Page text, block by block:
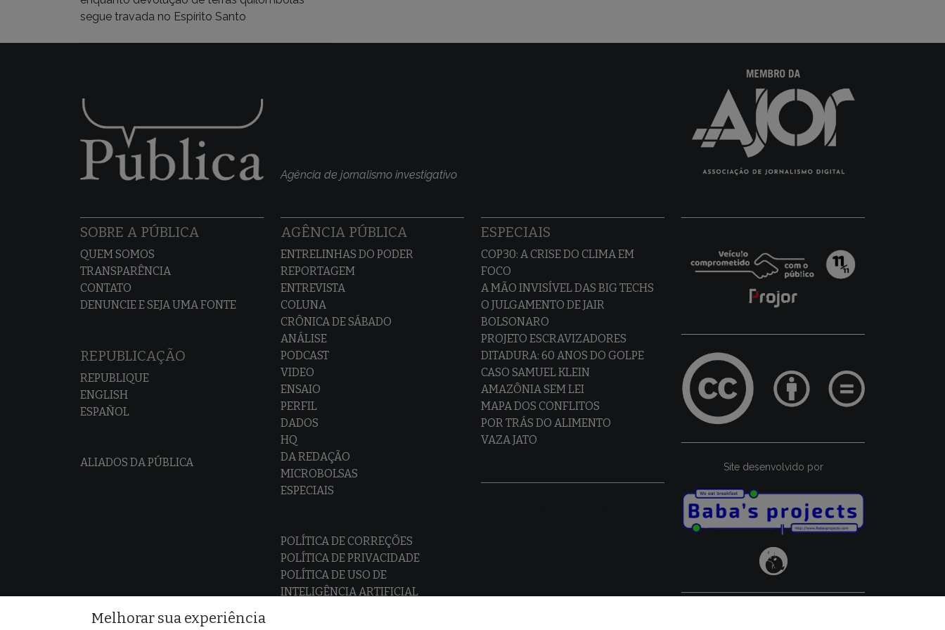
segue travada no Espírito Santo
Agência de jornalismo investigativo
SOBRE A PÚBLICA
QUEM SOMOS
TRANSPARÊNCIA
CONTATO
DENUNCIE E SEJA UMA FONTE
REPUBLICAÇÃO
REPUBLIQUE
ENGLISH
ESPAÑOL
ALIADOS DA PÚBLICA
AGÊNCIA PÚBLICA
ENTRELINHAS DO PODER
REPORTAGEM
ENTREVISTA
COLUNA
CRÔNICA DE SÁBADO
ANÁLISE
PODCAST
VIDEO
ENSAIO
PERFIL
DADOS
HQ
DA REDAÇÃO
MICROBOLSAS
ESPECIAIS
POLÍTICA DE CORREÇÕES
POLÍTICA DE PRIVACIDADE
POLÍTICA DE USO DE
INTELIGÊNCIA ARTIFICIAL
ESPECIAIS
COP30: A CRISE DO CLIMA EM
FOCO
A MÃO INVISÍVEL DAS BIG TECHS
O JULGAMENTO DE JAIR
BOLSONARO
PROJETO ESCRAVIZADORES
DITADURA: 60 ANOS DO GOLPE
CASO SAMUEL KLEIN
AMAZÔNIA SEM LEI
MAPA DOS CONFLITOS
POR TRÁS DO ALIMENTO
VAZA JATO
Site desenvolvido por
Melhorar sua experiência